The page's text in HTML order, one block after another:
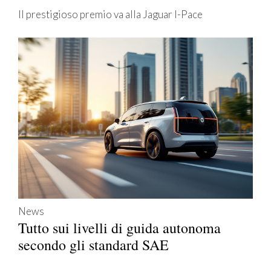
Il prestigioso premio va alla Jaguar I-Pace
News
Tutto sui livelli di guida autonoma
secondo gli standard SAE